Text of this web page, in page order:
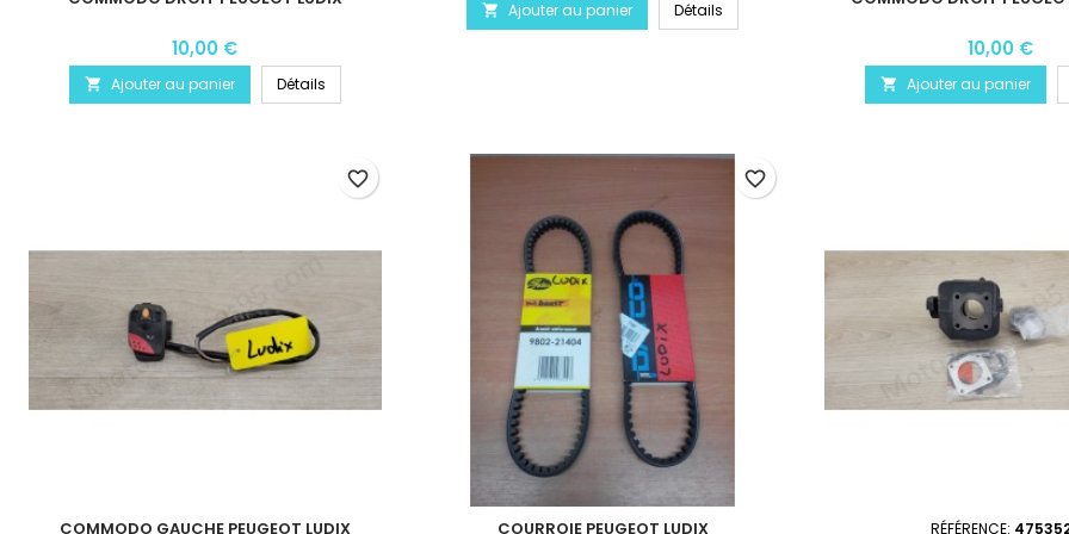
10,00 €
 Ajouter au panier Détails
 Ajouter au panier Détails
10,00 €
 Ajouter au panier
COMMODO GAUCHE PEUGEOT LUDIX
favorite_border
COURROIE PEUGEOT LUDIX
favorite_border
RÉFÉRENCE: